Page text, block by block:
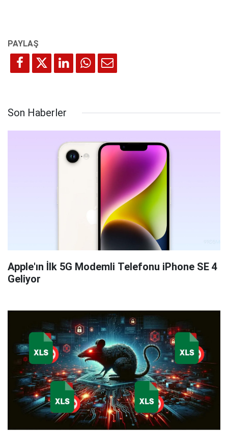
Son Haberler
Apple'ın İlk 5G Modemli Telefonu iPhone SE 4
Geliyor